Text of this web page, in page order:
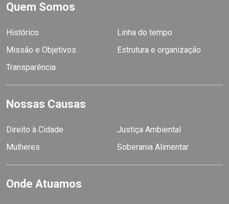
Quem Somos
Histórico
Linha do tempo
Missão e Objetivos
Estrutura e organização
Transparência
Nossas Causas
Direito à Cidade
Justiça Ambiental
Mulheres
Soberania Alimentar
Onde Atuamos